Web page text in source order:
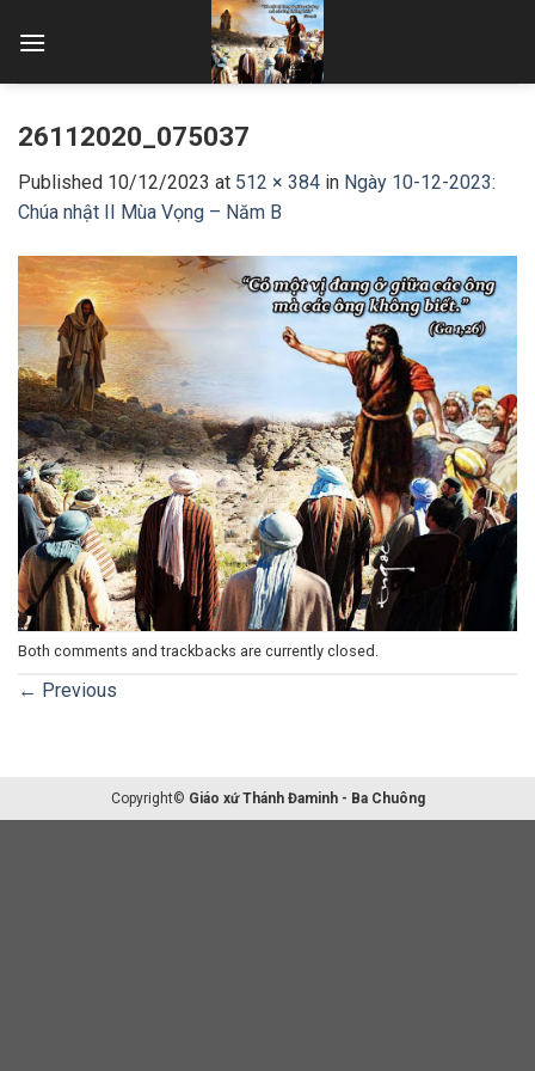
26112020_075037
Published 10/12/2023 at 512 × 384 in Ngày 10-12-2023:
Chúa nhật II Mùa Vọng – Năm B
Both comments and trackbacks are currently closed.
← Previous
Copyright© Giáo xứ Thánh Đaminh - Ba Chuông